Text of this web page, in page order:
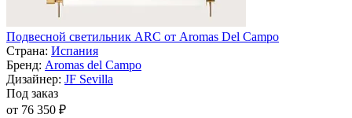
Подвесной светильник ARC от Aromas Del Campo
Страна: Испания
Бренд: Aromas del Campo
Дизайнер: JF Sevilla
Под заказ
от 76 350 ₽